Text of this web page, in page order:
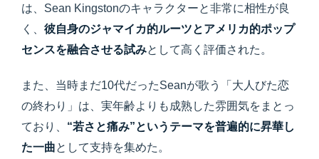
は、Sean Kingstonのキャラクターと非常に相性が良
く、 彼自身のジャマイカ的ルーツとアメリカ的ポップ
センスを融合させる試みとして高く評価された。
また、当時まだ10代だったSeanが歌う「大人びた恋
の終わり」は、実年齢よりも成熟した雰囲気をまとっ
ており、 “若さと痛み”というテーマを普遍的に昇華し
た一曲として支持を集めた。